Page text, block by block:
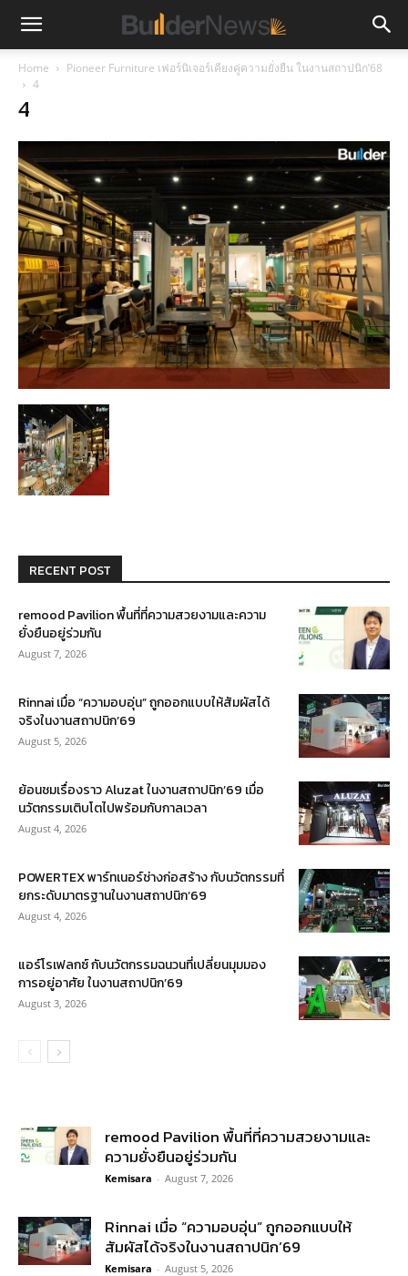
Home
Pioneer Furniture เฟอร์นิเจอร์เคียงคู่ความยั่งยืน ในงานสถาปนิก’68
4
4
RECENT POST
remood Pavilion พื้นที่ที่ความสวยงามและความ
ยั่งยืนอยู่ร่วมกัน
August 7, 2026
Rinnai เมื่อ “ความอบอุ่น” ถูกออกแบบให้สัมผัสได้
จริงในงานสถาปนิก’69
August 5, 2026
ย้อนชมเรื่องราว Aluzat ในงานสถาปนิก’69 เมื่อ
นวัตกรรมเติบโตไปพร้อมกับกาลเวลา
August 4, 2026
POWERTEX พาร์ทเนอร์ช่างก่อสร้าง กับนวัตกรรมที่
ยกระดับมาตรฐานในงานสถาปนิก’69
August 4, 2026
แอร์โรเฟลกซ์ กับนวัตกรรมฉนวนที่เปลี่ยนมุมมอง
การอยู่อาศัย ในงานสถาปนิก’69
August 3, 2026
remood Pavilion พื้นที่ที่ความสวยงามและ
ความยั่งยืนอยู่ร่วมกัน
Kemisara - August 7, 2026
Rinnai เมื่อ “ความอบอุ่น” ถูกออกแบบให้
สัมผัสได้จริงในงานสถาปนิก’69
Kemisara - August 5, 2026